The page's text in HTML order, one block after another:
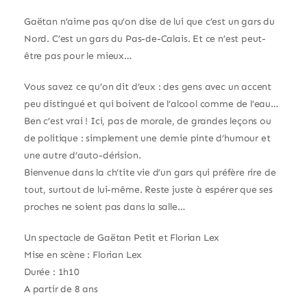
Gaëtan n’aime pas qu’on dise de lui que c’est un gars du
Nord. C’est un gars du Pas-de-Calais. Et ce n’est peut-
être pas pour le mieux…
Vous savez ce qu’on dit d’eux : des gens avec un accent
peu distingué et qui boivent de l’alcool comme de l’eau…
Ben c’est vrai ! Ici, pas de morale, de grandes leçons ou
de politique : simplement une demie pinte d’humour et
une autre d’auto-dérision.
Bienvenue dans la ch’tite vie d’un gars qui préfère rire de
tout, surtout de lui-même. Reste juste à espérer que ses
proches ne soient pas dans la salle…
Un spectacle de Gaëtan Petit et Florian Lex
Mise en scène : Florian Lex
Durée : 1h10
A partir de 8 ans